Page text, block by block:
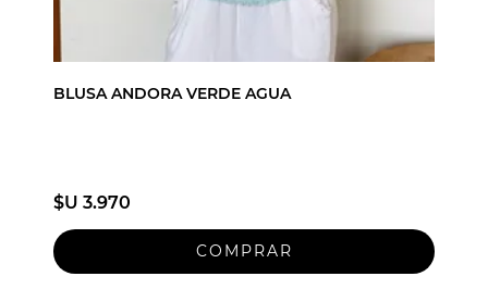
BLUSA ANDORA VERDE AGUA
$U 3.970